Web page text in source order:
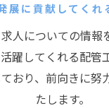
展に貢献してくれ
人についての情報
躍してくれる配管
おり、前向きに努
たします。